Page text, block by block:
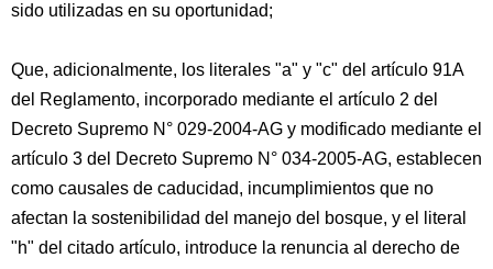
sido utilizadas en su oportunidad;
Que, adicionalmente, los literales "a" y "c" del artículo 91A
del Reglamento, incorporado mediante el artículo 2 del
Decreto Supremo N° 029-2004-AG y modificado mediante el
artículo 3 del Decreto Supremo N° 034-2005-AG, establecen
como causales de caducidad, incumplimientos que no
afectan la sostenibilidad del manejo del bosque, y el literal
"h" del citado artículo, introduce la renuncia al derecho de